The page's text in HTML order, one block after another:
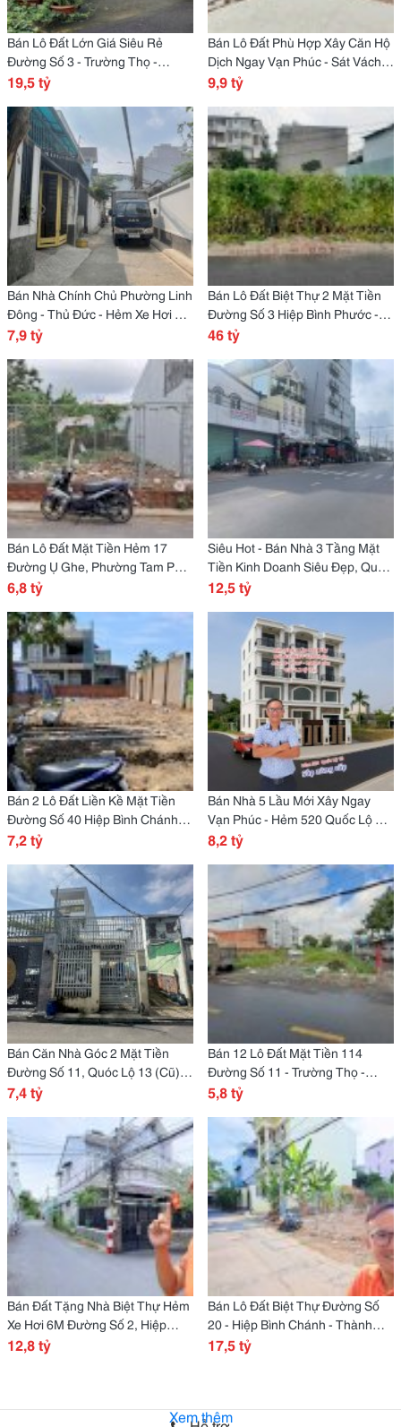
Bán Lô Đất Lớn Giá Siêu Rẻ
Đường Số 3 - Trường Thọ -
Thành Phố Thủ Đức
19,5 tỷ
Bán Lô Đất Phù Hợp Xây Căn Hộ
Dịch Ngay Vạn Phúc - Sát Vách
Chung Cư Urban - Đường 6 Hiệp
9,9 tỷ
Bán Nhà Chính Chủ Phường Linh
Đông - Thủ Đức - Hẻm Xe Hơi Số
63 Đường 36 - Nhà Mới 1T3L -
7,9 tỷ
Bán Lô Đất Biệt Thự 2 Mặt Tiền
Đường Số 3 Hiệp Bình Phước -
Thành Phố Thủ Đức
46 tỷ
Bán Lô Đất Mặt Tiền Hẻm 17
Đường Ụ Ghe, Phường Tam Phú,
Tp Thủ Đức
6,8 tỷ
Siêu Hot - Bán Nhà 3 Tầng Mặt
Tiền Kinh Doanh Siêu Đẹp, Quốc
Lộ 13, Hiệp Bình Phước - Tp Thủ
12,5 tỷ
Bán 2 Lô Đất Liền Kề Mặt Tiền
Đường Số 40 Hiệp Bình Chánh
Thành Phố Thủ Đức
7,2 tỷ
Bán Nhà 5 Lầu Mới Xây Ngay
Vạn Phúc - Hẻm 520 Quốc Lộ 13
- Hiệp Bình Phước - Tp Thủ Đức
8,2 tỷ
Bán Căn Nhà Góc 2 Mặt Tiền
Đường Số 11, Quóc Lộ 13 (Cũ),
Hiệp Bình Phước - Thủ Đức
7,4 tỷ
Bán 12 Lô Đất Mặt Tiền 114
Đường Số 11 - Trường Thọ -
Thành Phố Thủ Đức
5,8 tỷ
Bán Đất Tặng Nhà Biệt Thự Hẻm
Xe Hơi 6M Đường Số 2, Hiệp
Bình Phước, Thành Phố Thủ Đức
12,8 tỷ
Bán Lô Đất Biệt Thự Đường Số
20 - Hiệp Bình Chánh - Thành
Phố Thủ Đức
17,5 tỷ
Xem thêm